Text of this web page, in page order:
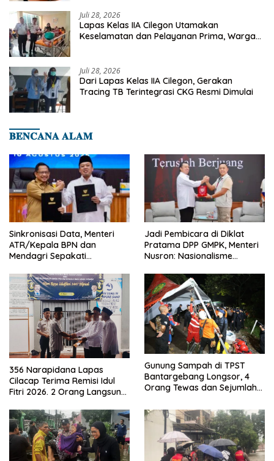
Juli 28, 2026
Lapas Kelas IIA Cilegon Utamakan
Keselamatan dan Pelayanan Prima, Warga
Juli 28, 2026
Dari Lapas Kelas IIA Cilegon, Gerakan
Tracing TB Terintegrasi CKG Resmi Dimulai
𝐁𝐄𝐍𝐂𝐀𝐍𝐀 𝐀𝐋𝐀𝐌
Sinkronisasi Data, Menteri
ATR/Kepala BPN dan
Mendagri Sepakati
Jadi Pembicara di Diklat
Pratama DPP GMPK, Menteri
Nusron: Nasionalisme
Kuat
356 Narapidana Lapas
Cilacap Terima Remisi Idul
Fitri 2026. 2 Orang Langsung
Gunung Sampah di TPST
Bantargebang Longsor, 4
Orang Tewas dan Sejumlah